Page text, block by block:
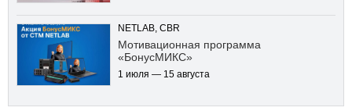
NETLAB, CBR
Мотивационная программа
«БонусМИКС»
1 июля — 15 августа